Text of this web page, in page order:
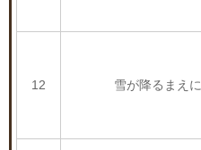
12 雪が降るまえに